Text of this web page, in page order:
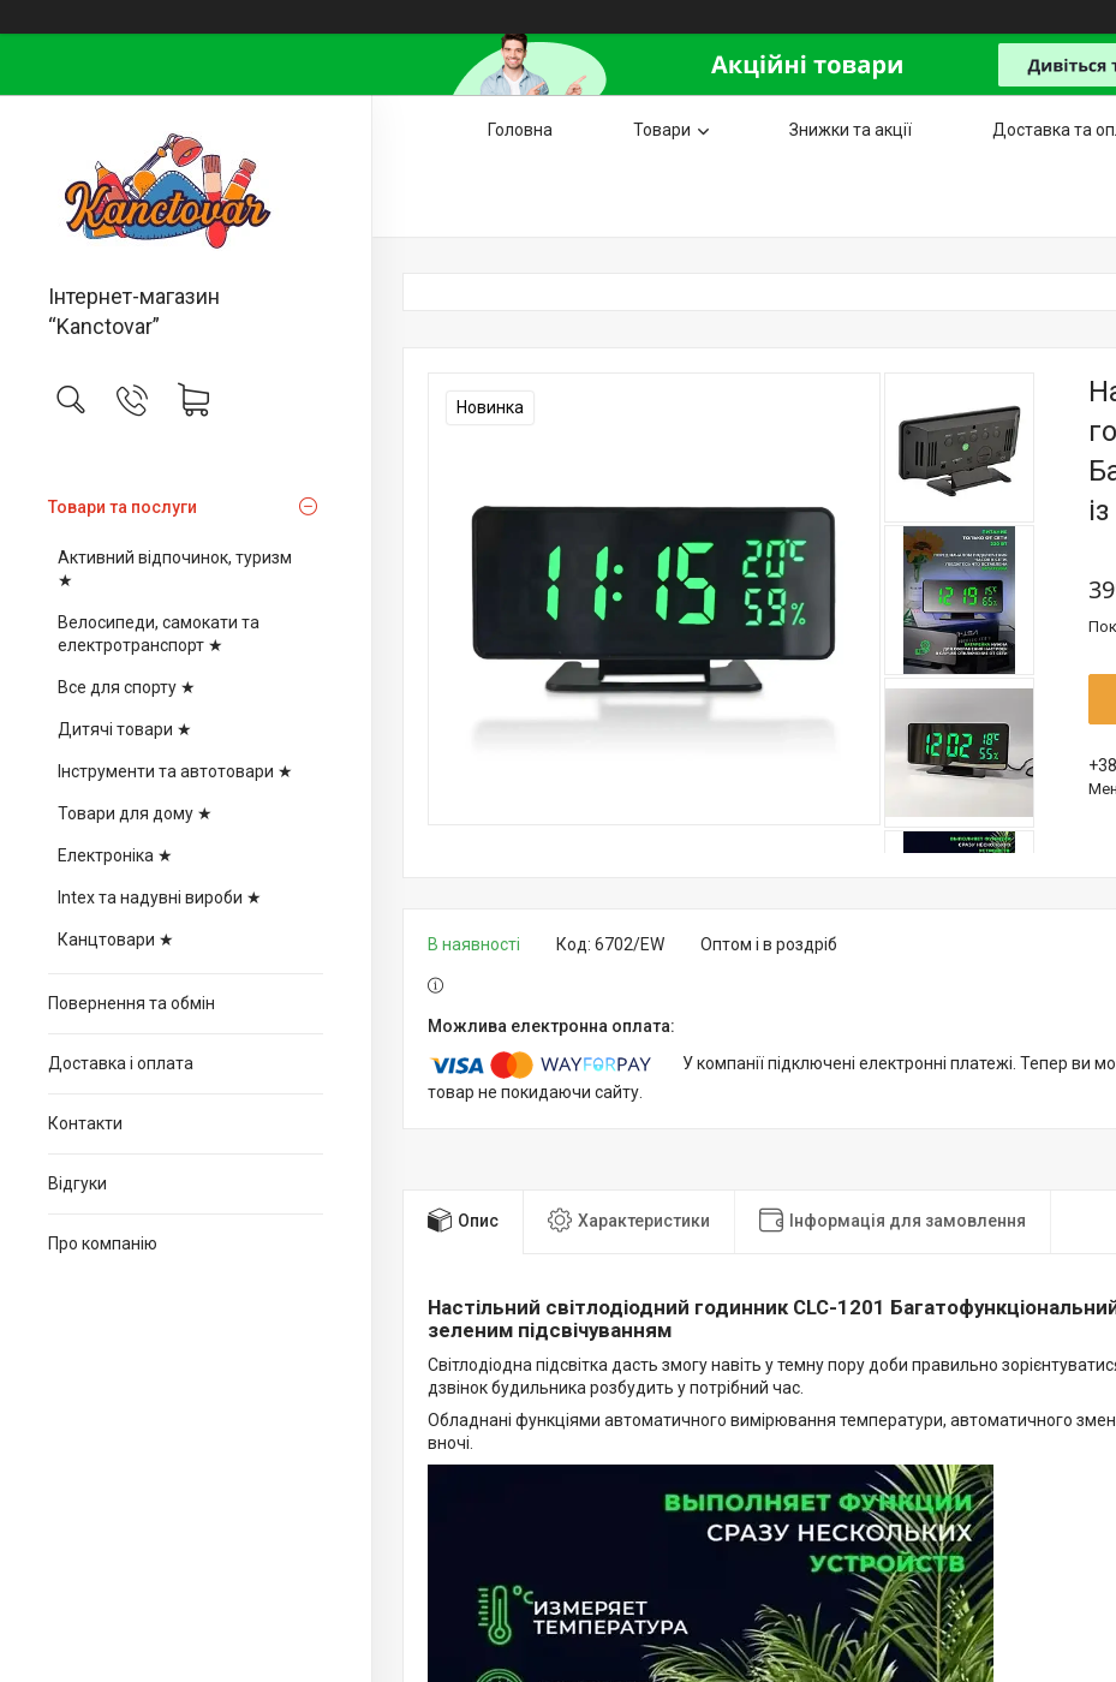
Інтернет-магазин
“Kanctovar”
Товари та послуги
Активний відпочинок, туризм
★
Велосипеди, самокати та
електротранспорт ★
Все для спорту ★
Дитячі товари ★
Інструменти та автотовари ★
Товари для дому ★
Електроніка ★
Intex та надувні вироби ★
Канцтовари ★
Повернення та обмін
Доставка і оплата
Контакти
Відгуки
Про компанію
Головна Товари Знижки та акції Доставка та
Новинка
В наявності Оптом і в роздріб
Код: 6702/EW
У компанії підключені електронні платежі. Тепер ви
товар не покидаючи сайту.
Опис Характеристики Інформація для замовлення
Настільний світлодіодний годинник CLC-1201
зеленим підсвічуванням
Світлодіодна підсвітка дасть змогу навіть у темну пору доби правильно
дзвінок будильника розбудить у потрібний час.
Обладнані функціями автоматичного вимірювання температури, автоматичного
вночі.